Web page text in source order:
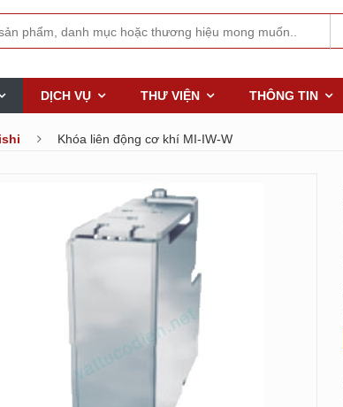
DỊCH VỤ THƯ VIỆN THÔNG TIN
Khóa liên động cơ khí MI-IW-W